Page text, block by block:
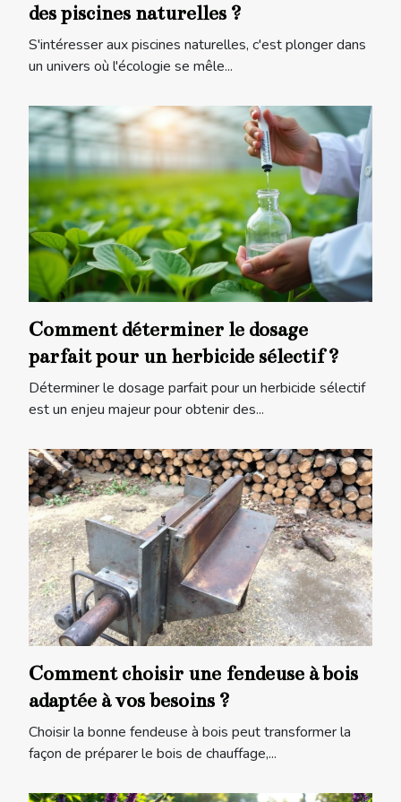
des piscines naturelles ?
S'intéresser aux piscines naturelles, c'est plonger dans
un univers où l'écologie se mêle...
Comment déterminer le dosage
parfait pour un herbicide sélectif ?
Déterminer le dosage parfait pour un herbicide sélectif
est un enjeu majeur pour obtenir des...
Comment choisir une fendeuse à bois
adaptée à vos besoins ?
Choisir la bonne fendeuse à bois peut transformer la
façon de préparer le bois de chauffage,...